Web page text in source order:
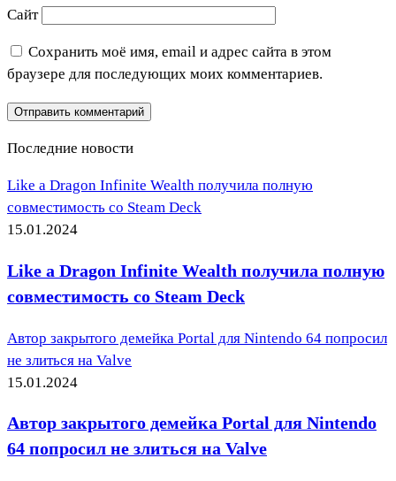
Сайт
Сохранить моё имя, email и адрес сайта в этом
браузере для последующих моих комментариев.
Последние новости
Like a Dragon Infinite Wealth получила полную
совместимость со Steam Deck
15.01.2024
Like a Dragon Infinite Wealth получила полную
совместимость со Steam Deck
Автор закрытого демейка Portal для Nintendo 64 попросил
не злиться на Valve
15.01.2024
Автор закрытого демейка Portal для Nintendo
64 попросил не злиться на Valve